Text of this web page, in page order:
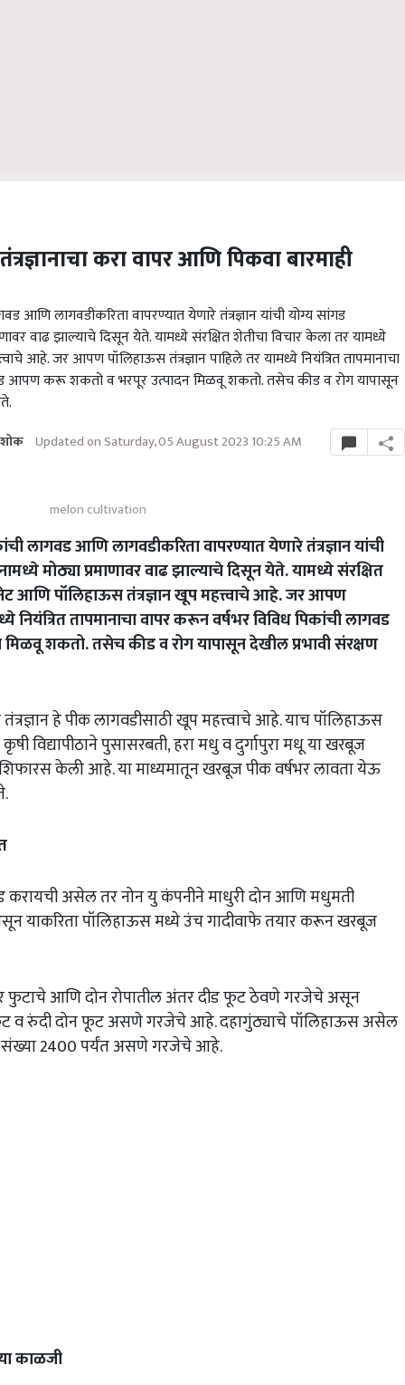
करा वापर आणि पिकवा बारमाही
आणि लागवडीकरिता वापरण्यात येणारे तंत्रज्ञान यांची योग्य सांगड
वाढ झाल्याचे दिसून येते. यामध्ये संरक्षित शेतीचा विचार केला तर यामध्ये
आहे. जर आपण पॉलिहाऊस तंत्रज्ञान पाहिले तर यामध्ये नियंत्रित तापमानाचा
आपण करू शकतो व भरपूर उत्पादन मिळवू शकतो. तसेच कीड व रोग यापासून
Updated on Saturday, 05 August 2023 10:25 AM
melon cultivation
लागवड आणि लागवडीकरिता वापरण्यात येणारे तंत्रज्ञान यांची
मोठ्या प्रमाणावर वाढ झाल्याचे दिसून येते. यामध्ये संरक्षित
आणि पॉलिहाऊस तंत्रज्ञान खूप महत्त्वाचे आहे. जर आपण
नियंत्रित तापमानाचा वापर करून वर्षभर विविध पिकांची लागवड
शकतो. तसेच कीड व रोग यापासून देखील प्रभावी संरक्षण
हे पीक लागवडीसाठी खूप महत्त्वाचे आहे. याच पॉलिहाऊस
विद्यापीठाने पुसासरबती, हरा मधु व दुर्गापुरा मधू या खरबूज
शिफारस केली आहे. या माध्यमातून खरबूज पीक वर्षभर लावता येऊ
असेल तर नोन यु कंपनीने माधुरी दोन आणि मधुमती
याकरिता पॉलिहाऊस मध्ये उंच गादीवाफे तयार करून खरबूज
फुटाचे आणि दोन रोपातील अंतर दीड फूट ठेवणे गरजेचे असून
फूट व रुंदी दोन फूट असणे गरजेचे आहे. दहागुंठ्याचे पॉलिहाऊस असेल
संख्या 2400 पर्यंत असणे गरजेचे आहे.
काळजी